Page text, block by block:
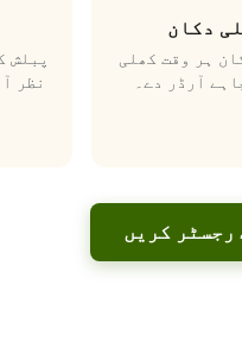
ہر وقت کھلی
آرڈر دے۔
پبلش
نظر
رجسٹر کریں